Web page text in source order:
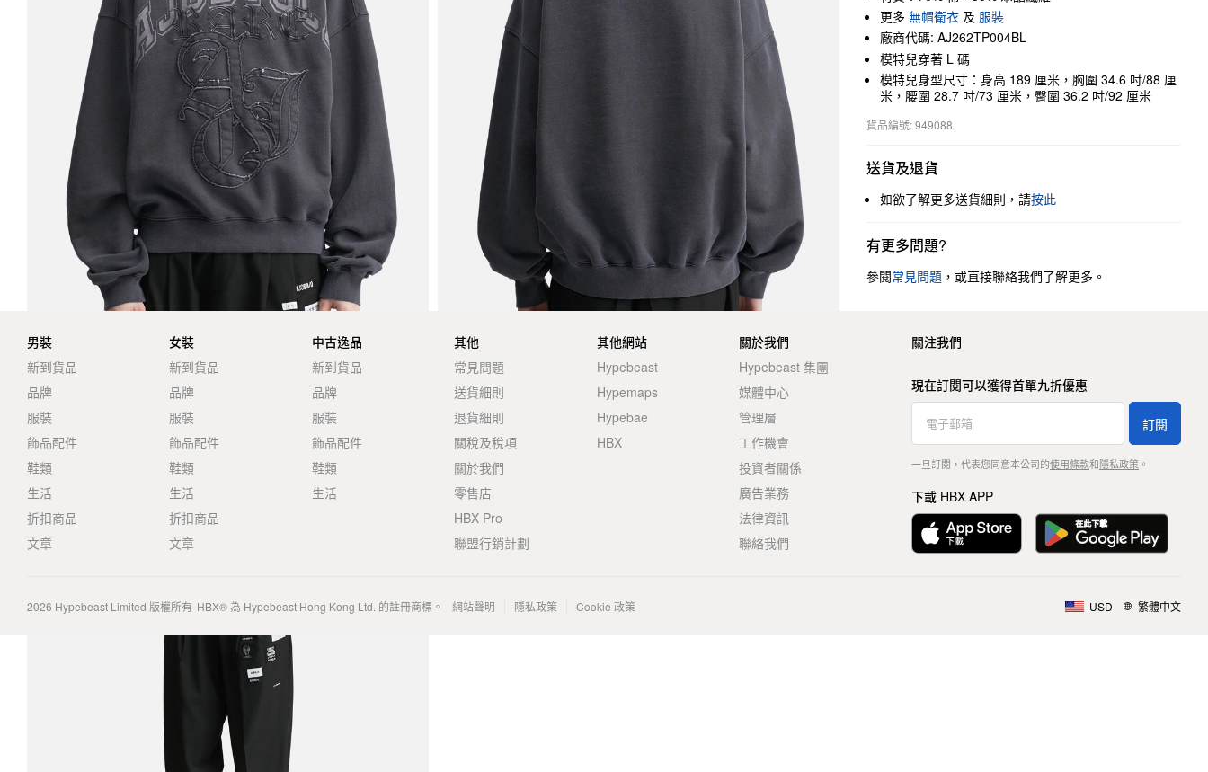
更多 無帽衛衣 及 服裝
廠商代碼: AJ262TP004BL
模特兒穿著 L 碼
模特兒身型尺寸：身高 189 厘米，胸圍 34.6 吋/88 厘
米，腰圍 28.7 吋/73 厘米，臀圍 36.2 吋/92 厘米
貨品編號: 949088
送貨及退貨
如欲了解更多送貨細則，請按此
有更多問題?
參閱常見問題 ，或直接聯絡我們了解更多。
男裝
新到貨品
品牌
服裝
飾品配件
鞋類
生活
折扣商品
文章
女裝
新到貨品
品牌
服裝
飾品配件
鞋類
生活
折扣商品
文章
中古逸品
新到貨品
品牌
服裝
飾品配件
鞋類
生活
其他
常見問題
送貨細則
退貨細則
關稅及稅項
關於我們
零售店
HBX Pro
聯盟行銷計劃
其他網站
Hypebeast
Hypemaps
Hypebae
HBX
關於我們
Hypebeast 集團
媒體中心
管理層
工作機會
投資者關係
廣告業務
法律資訊
聯絡我們
關注我們
現在訂閱可以獲得首單九折優惠
訂閱
一旦訂閱，代表您同意本公司的使用條款和隱私政策。
下載 HBX APP
2026 Hypebeast Limited 版權所有 HBX® 為 Hypebeast Hong Kong Ltd. 的註冊商標。 網站聲明 隱私政策 Cookie 政策 USD 繁體中文